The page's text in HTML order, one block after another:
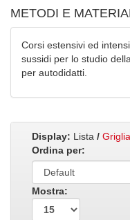
METODI E
Corsi estensivi ed
sussidi per lo studio
per autodidatti.
Display: Lista / Griglia
Ordina per:
Mostra: